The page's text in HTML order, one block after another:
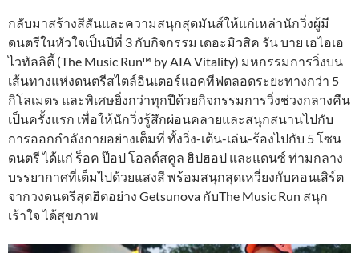
กลับมาสร้างสีสันและความสนุกสุดมันส์ให้แก่เหล่านักวิ่งผู้มี
ดนตรีในหัวใจเป็นปีที่ 3 กับกิจกรรม เดอะมิวสิค รัน บาย เอไอเอ
ไวทัลลิตี้ (The Music Run™ by AIA Vitality) มหกรรมการวิ่งบน
เส้นทางแห่งดนตรีสไตล์อินเตอร์แอคทีฟตลอดระยะทางกว่า 5
กิโลเมตร และพิเศษยิ่งกว่าทุกปีด้วยกิจกรรมการวิ่งช่วงกลางคืน
เป็นครั้งแรก เพื่อให้นักวิ่งรู้สึกผ่อนคลายและสนุกสนานไปกับ
การออกกำลังกายอย่างเต็มที่ ทั้งวิ่ง-เต้น-เล่น-ร้องไปกับ 5 โซน
ดนตรี ได้แก่ ร็อค ป๊อป โอลด์สคูล ฮิปฮอป และแดนซ์ ท่ามกลาง
บรรยากาศที่เต็มไปด้วยแสงสี พร้อมสนุกสุดเหวี่ยงกับคอนเสิร์ต
จากวงดนตรีสุดฮิตอย่าง Getsunova กับThe Music Run สนุก
เร้าใจ ได้สุขภาพ